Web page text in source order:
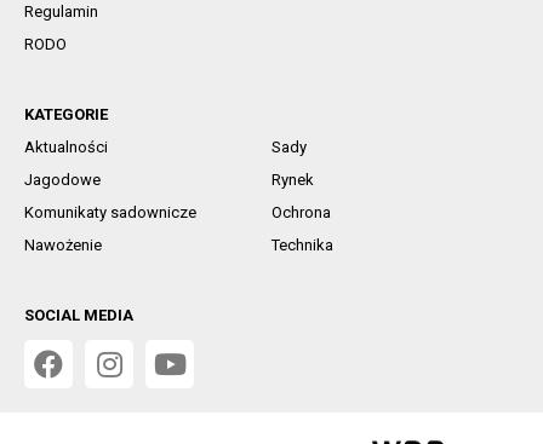
Regulamin
RODO
KATEGORIE
Aktualności
Sady
Jagodowe
Rynek
Komunikaty sadownicze
Ochrona
Nawożenie
Technika
SOCIAL MEDIA